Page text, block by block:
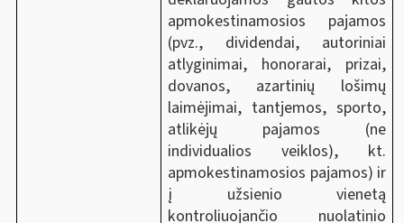
apmokestinamosios pajamos
(pvz., dividendai, autoriniai
atlyginimai, honorarai, prizai,
dovanos, azartinių lošimų
laimėjimai, tantjemos, sporto,
atlikėjų pajamos (ne
individualios veiklos), kt.
apmokestinamosios pajamos) ir
į užsienio vienetą
kontroliuojančio nuolatinio